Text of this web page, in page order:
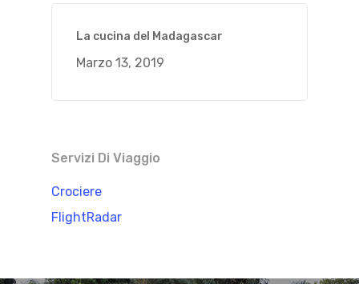
La cucina del Madagascar
Marzo 13, 2019
Servizi Di Viaggio
Crociere
FlightRadar